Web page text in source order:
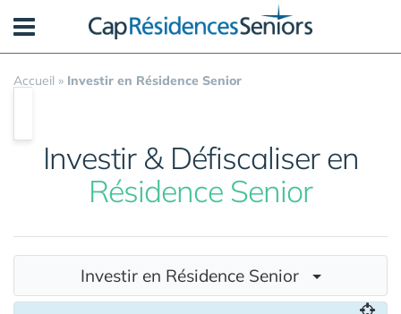
Accueil » Investir en Résidence Senior
Investir & Défiscaliser en
Résidence Senior
Investir en Résidence Senior